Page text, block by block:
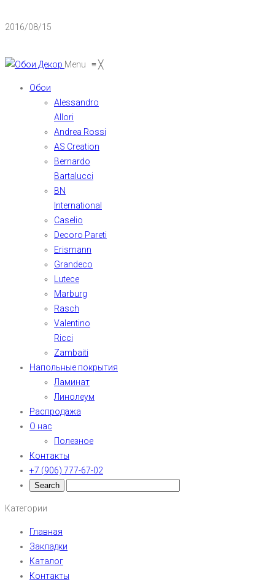
2016/08/15
Menu ≡╳
Обои
Alessandro
Allori
Andrea Rossi
AS Creation
Bernardo
Bartalucci
BN
International
Caselio
Decoro Pareti
Erismann
Grandeco
Lutece
Marburg
Rasch
Valentino
Ricci
Zambaiti
Напольные покрытия
Ламинат
Линолеум
Распродажа
О нас
Полезное
Контакты
+7 (906) 777-67-02
Категории
Главная
Закладки
Каталог
Контакты